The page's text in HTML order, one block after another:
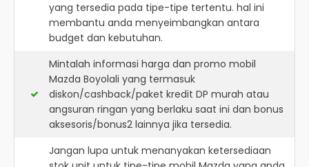
yang tersedia pada tipe-tipe tertentu. hal ini
membantu anda menyeimbangkan antara
budget dan kebutuhan.
Mintalah informasi harga dan promo mobil
Mazda Boyolali yang termasuk
diskon/cashback/paket kredit DP murah atau
angsuran ringan yang berlaku saat ini dan bonus
aksesoris/bonus2 lainnya jika tersedia.
Jangan lupa untuk menanyakan ketersediaan